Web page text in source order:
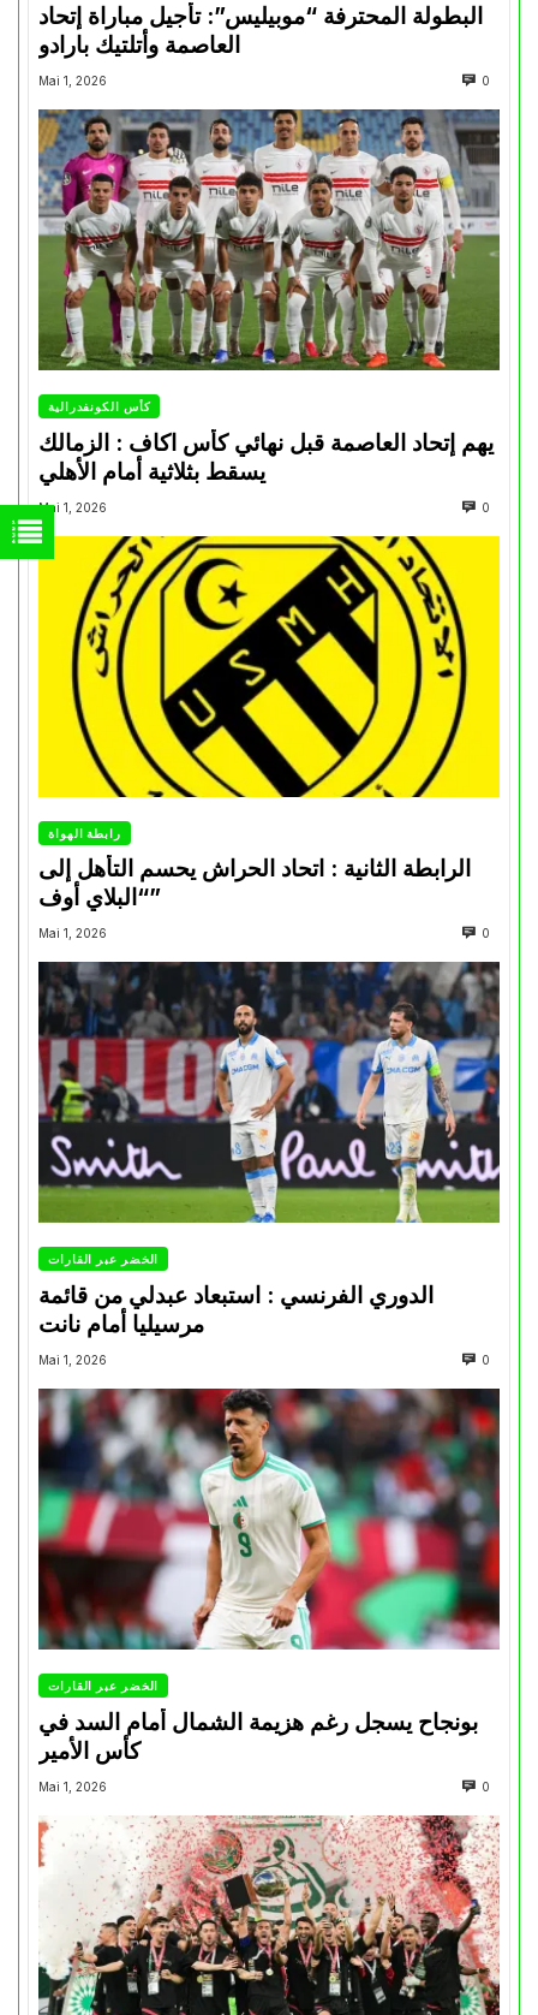
البطولة المحترفة “موبيليس”: تأجيل مباراة إتحاد
العاصمة وأتلتيك بارادو
Mai 1, 2026 0
كأس الكونفدرالية
يهم إتحاد العاصمة قبل نهائي كأس اكاف : الزمالك
Mai 1, 2026 0
رابطة الهواة
الرابطة الثانية : اتحاد الحراش يحسم التأهل إلى
“البلاي أوف”
Mai 1, 2026 0
الخضر عبر القارات
الدوري الفرنسي : استبعاد عبدلي من قائمة
مرسيليا أمام نانت
Mai 1, 2026 0
الخضر عبر القارات
بونجاح يسجل رغم هزيمة الشمال أمام السد في
كأس الأمير
Mai 1, 2026 0